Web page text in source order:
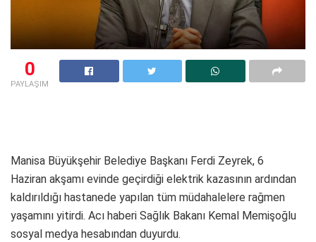
0
PAYLAŞIM
Manisa Büyükşehir Belediye Başkanı Ferdi Zeyrek, 6
Haziran akşamı evinde geçirdiği elektrik kazasının ardından
kaldırıldığı hastanede yapılan tüm müdahalelere rağmen
yaşamını yitirdi. Acı haberi Sağlık Bakanı Kemal Memişoğlu
sosyal medya hesabından duyurdu.